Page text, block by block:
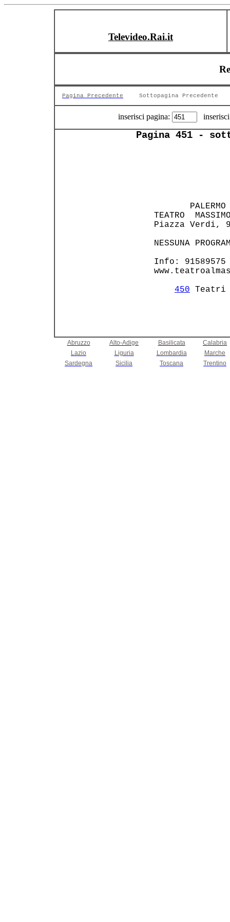
Televideo.Rai.it
Pagina Precedente Sottopagina Precedente
inserisci pagina:
Pagina 451 -
NESSUNA
Info:
450
Abruzzo Alto-Adige Basilicata
Calabria
Lazio
Liguria Lombardia
Marche
Sardegna
Sicilia Toscana Trentino